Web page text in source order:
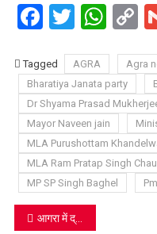
Facebook
Twitter
Tagged AGRA Agra
Bharatiya Janata party
Dr Shyama Prasad
Mayor Naveen jain
MLA Purushottam
MLA Ram Pratap Singh
MP SP Singh Baghel
Post
आगरा में द्रुतगामी है Corona की रेल, हर दिन मौत का खेल